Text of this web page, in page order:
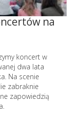
na
koncert w
dwa lata
Na scenie
zabraknie
zapowiedzią